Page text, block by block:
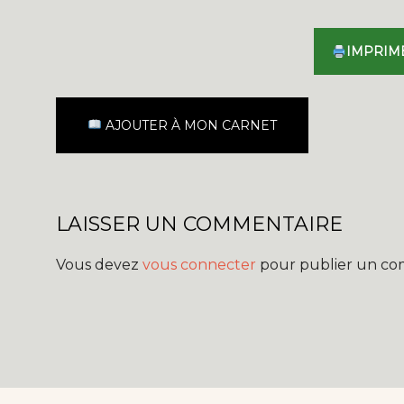
AJOUTER À MON CARNET
LAISSER UN COMMENTAIRE
Vous devez vous connecter pour publier un